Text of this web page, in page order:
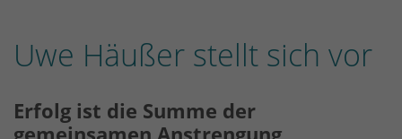
Uwe Häußer stellt sich vor
Erfolg ist die Summe der
gemeinsamen Anstrengung